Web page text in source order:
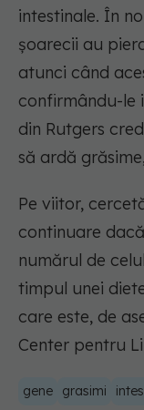
intestinale. În
șoarecii au
atunci când
confirmându-le
din Rutgers
să ardă
Pe viitor,
continuare
numărul de
timpul unei
care este, de
Center pentru
gene grasimi